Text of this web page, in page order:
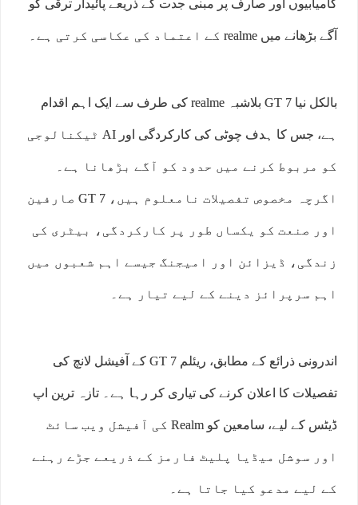
کامیابیوں اور صارف پر مبنی جدت کے ذریعے پائیدار ترقی کو
آگے بڑھانے میں realme کے اعتماد کی عکاسی کرتی ہے۔
بالکل نیا GT 7 بلاشبہ realme کی طرف سے ایک اہم اقدام
ہے، جس کا ہدف چوٹی کی کارکردگی اور AI ٹیکنالوجی
کو مربوط کرنے میں حدود کو آگے بڑھانا ہے۔
اگرچہ مخصوص تفصیلات نامعلوم ہیں، GT 7 صارفین
اور صنعت کو یکساں طور پر کارکردگی، بیٹری کی
زندگی، ڈیزائن اور امیجنگ جیسے اہم شعبوں میں
اہم سرپرائز دینے کے لیے تیار ہے۔
اندرونی ذرائع کے مطابق، ریئلم GT 7 کے آفیشل لانچ کی
تفصیلات کا اعلان کرنے کی تیاری کر رہا ہے۔ تازہ ترین اپ
ڈیٹس کے لیے، سامعین کو Realm کی آفیشل ویب سائٹ
اور سوشل میڈیا پلیٹ فارمز کے ذریعے جڑے رہنے
کے لیے مدعو کیا جاتا ہے۔